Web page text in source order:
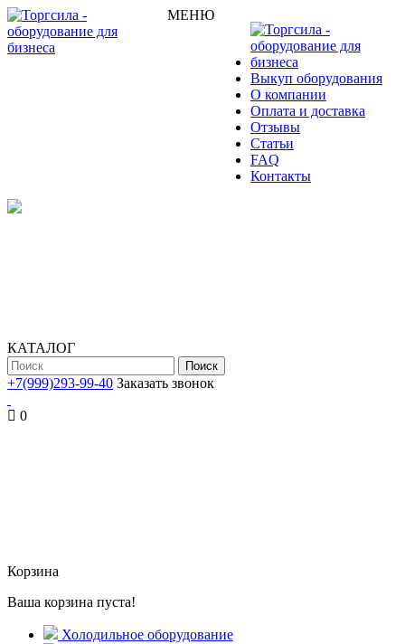
МЕНЮ
Выкуп оборудования
О компании
Оплата и доставка
Отзывы
Статьи
FAQ
Контакты
КАТАЛОГ
Поиск
+7(999)293-99-40 Заказать звонок
0
Корзина
Ваша корзина пуста!
Холодильное оборудование